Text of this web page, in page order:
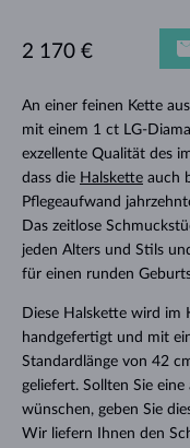
An einer feinen Kette
mit einem 1 ct LG-
exzellente Qualität des
dass die Halsketteauch
Pflegeaufwand
Das zeitlose
jeden Alters und Stils
für einen runden
Diese Halskette wird im
handgefertigt und mit
Standardlänge von 42
geliefert. Sollten Sie
wünschen, geben Sie
Wir liefern Ihnen den
2 170 €